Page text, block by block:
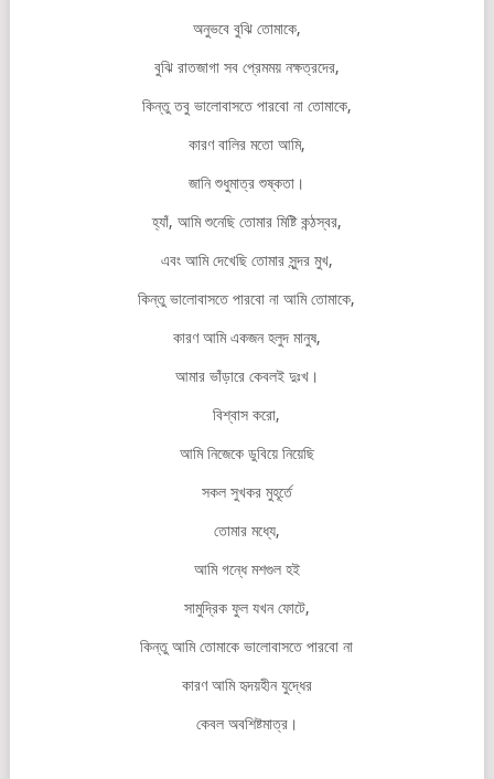
অনুভবে বুঝি তোমাকে,
বুঝি রাতজাগা সব প্রেমময় নক্ষত্রদের,
কিন্তু তবু ভালোবাসতে পারবো না তোমাকে,
কারণ বালির মতো আমি,
জানি শুধুমাত্র শুষ্কতা।
হ্যাঁ, আমি শুনেছি তোমার মিষ্টি কন্ঠস্বর,
এবং আমি দেখেছি তোমার সুন্দর মুখ,
কিন্তু ভালোবাসতে পারবো না আমি তোমাকে,
কারণ আমি একজন হলুদ মানুষ,
আমার ভাঁড়ারে কেবলই দুঃখ।
বিশ্বাস করো,
আমি নিজেকে ডুবিয়ে নিয়েছি
সকল সুখকর মুহূর্তে
তোমার মধ্যে,
আমি গন্ধে মশগুল হই
সামুদ্রিক ফুল যখন ফোটে,
কিন্তু আমি তোমাকে ভালোবাসতে পারবো না
কারণ আমি হৃদয়হীন যুদ্ধের
কেবল অবশিষ্টমাত্র।